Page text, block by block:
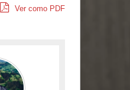
Ver como PDF